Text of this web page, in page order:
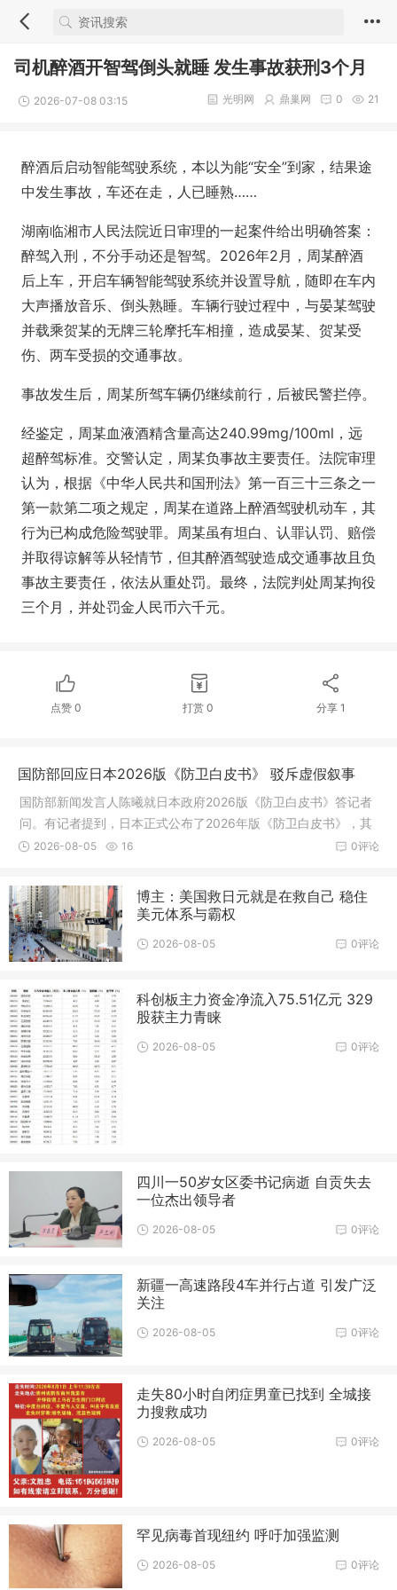
司机醉酒开智驾倒头就睡 发生事故获刑3个月
2026-07-08 03:15 21
0
鼎巢网
光明网
醉酒后启动智能驾驶系统，本以为能“安全”到家，结果途
中发生事故，车还在走，人已睡熟……
湖南临湘市人民法院近日审理的一起案件给出明确答案：
醉驾入刑，不分手动还是智驾。2026年2月，周某醉酒
后上车，开启车辆智能驾驶系统并设置导航，随即在车内
大声播放音乐、倒头熟睡。车辆行驶过程中，与晏某驾驶
并载乘贺某的无牌三轮摩托车相撞，造成晏某、贺某受
伤、两车受损的交通事故。
事故发生后，周某所驾车辆仍继续前行，后被民警拦停。
经鉴定，周某血液酒精含量高达240.99mg/100ml，远
超醉驾标准。交警认定，周某负事故主要责任。法院审理
认为，根据《中华人民共和国刑法》第一百三十三条之一
第一款第二项之规定，周某在道路上醉酒驾驶机动车，其
行为已构成危险驾驶罪。周某虽有坦白、认罪认罚、赔偿
并取得谅解等从轻情节，但其醉酒驾驶造成交通事故且负
事故主要责任，依法从重处罚。最终，法院判处周某拘役
三个月，并处罚金人民币六千元。
点赞0 打赏0 分享 1
国防部回应日本2026版《防卫白皮书》 驳斥虚假叙事
国防部新闻发言人陈曦就日本政府2026版《防卫白皮书》答记者
问。有记者提到，日本正式公布了2026年版《防卫白皮书》，其
中诬称中国军事动向是“前所未有的最大战略挑战”，并指出中方在
0评论
2026-08-05 16
博主：美国救日元就是在救自己 稳住
美元体系与霸权
0评论
2026-08-05
科创板主力资金净流入75.51亿元 329
股获主力青睐
0评论
2026-08-05
四川一50岁女区委书记病逝 自贡失去
一位杰出领导者
0评论
2026-08-05
新疆一高速路段4车并行占道 引发广泛
关注
0评论
2026-08-05
走失80小时自闭症男童已找到 全城接
力搜救成功
0评论
2026-08-05
罕见病毒首现纽约 呼吁加强监测
0评论
2026-08-05